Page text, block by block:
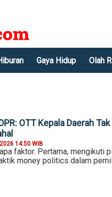
Gaya Hidup Olah
OTT Kepala Daerah
14:50 WIB
faktor. Pertama, mengikuti
money politics dalam